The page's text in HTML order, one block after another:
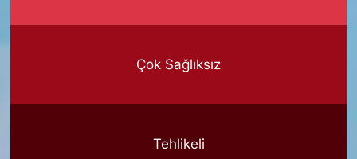
Çok Sağlıksız
Tehlikeli